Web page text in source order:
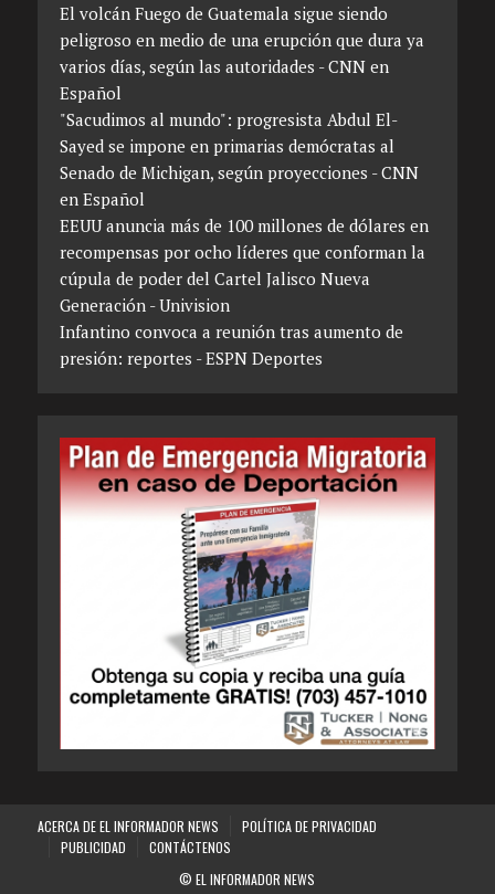
El volcán Fuego de Guatemala sigue siendo
peligroso en medio de una erupción que dura ya
varios días, según las autoridades - CNN en
Español
"Sacudimos al mundo": progresista Abdul El-
Sayed se impone en primarias demócratas al
Senado de Michigan, según proyecciones - CNN
en Español
EEUU anuncia más de 100 millones de dólares en
recompensas por ocho líderes que conforman la
cúpula de poder del Cartel Jalisco Nueva
Generación - Univision
Infantino convoca a reunión tras aumento de
presión: reportes - ESPN Deportes
ACERCA DE EL INFORMADOR NEWS
POLÍTICA DE PRIVACIDAD
PUBLICIDAD
CONTÁCTENOS
© EL INFORMADOR NEWS